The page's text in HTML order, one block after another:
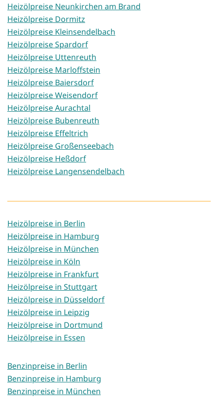
Heizölpreise Neunkirchen am Brand
Heizölpreise Dormitz
Heizölpreise Kleinsendelbach
Heizölpreise Spardorf
Heizölpreise Uttenreuth
Heizölpreise Marloffstein
Heizölpreise Baiersdorf
Heizölpreise Weisendorf
Heizölpreise Aurachtal
Heizölpreise Bubenreuth
Heizölpreise Effeltrich
Heizölpreise Großenseebach
Heizölpreise Heßdorf
Heizölpreise Langensendelbach
Heizölpreise in Berlin
Heizölpreise in Hamburg
Heizölpreise in München
Heizölpreise in Köln
Heizölpreise in Frankfurt
Heizölpreise in Stuttgart
Heizölpreise in Düsseldorf
Heizölpreise in Leipzig
Heizölpreise in Dortmund
Heizölpreise in Essen
Benzinpreise in Berlin
Benzinpreise in Hamburg
Benzinpreise in München